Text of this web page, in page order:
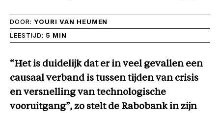
DOOR: YOURI VAN HEUMEN
LEESTIJD: 5 MIN
“Het is duidelijk dat er in veel gevallen een
causaal verband is tussen tijden van crisis
en versnelling van technologische
vooruitgang”, zo stelt de Rabobank in zijn